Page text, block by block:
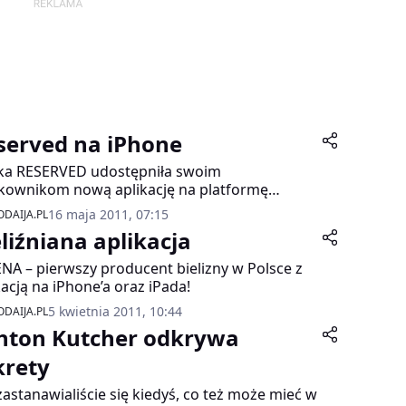
na iPhone
RESERVED udostępniła swoim
nową aplikację na platformę
Bezpłatna aplikacja umożliwia szybki,
dostęp do wszystkich nowości związanych
marki.
16 maja 2011, 07:15
aplikacja
– pierwszy producent bielizny w Polsce z
na iPhone’a oraz iPada!
5 kwietnia 2011, 10:44
Kutcher odkrywa
się kiedyś, co też może mieć w